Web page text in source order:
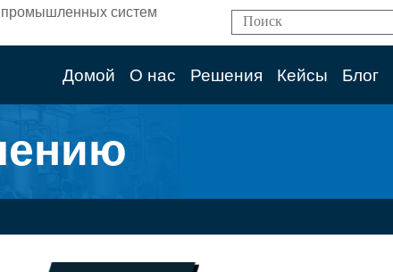
промышленных систем
Домой О нас Решения Кейсы Блог